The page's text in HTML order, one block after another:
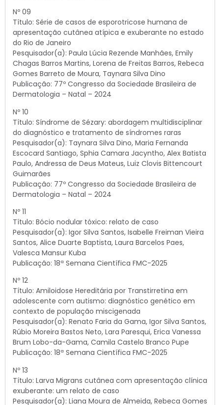
Nº 09
Título: Série de casos de esporotricose humana de
apresentação cutânea atípica e exuberante no estado
do Rio de Janeiro
Pesquisador(a): Paula Lúcia Rezende Manhães, Emily
Chagas Barros Martins, Lorena de Freitas Barros, Rebeca
Gomes Barreto de Moura, Taynara Silva Dino
Publicação: 77º Congresso da Sociedade Brasileira de
Dermatologia – Natal – 2024
Nº 10
Título: Síndrome de Sézary: abordagem multidisciplinar
do diagnóstico e tratamento de síndromes raras
Pesquisador(a): Taynara Silva Dino, Maria Fernanda
Escocard Santiago, Sphia Camara Jacyntho, Alex Batista
Paulo, Andressa de Deus Mateus, Luiz Clovis Bittencourt
Guimarães
Publicação: 77º Congresso da Sociedade Brasileira de
Dermatologia – Natal – 2024
Nº 11
Título: Bócio nodular tóxico: relato de caso
Pesquisador(a): Igor Silva Santos, Isabelle Freiman Vieira
Santos, Alice Duarte Baptista, Laura Barcelos Paes,
Valesca Mansur Kuba
Publicação: 18ª Semana Científica FMC-2025
Nº 12
Título: Amiloidose Hereditária por Transtirretina em
adolescente com autismo: diagnóstico genético em
contexto de população miscigenada
Pesquisador(a): Renato Faria da Gama, Igor Silva Santos,
Rúbio Moreira Bastos Neto, Lara Paresqui, Erica Vanessa
Brum Lobo-da-Gama, Camila Castelo Branco Pupe
Publicação: 18ª Semana Científica FMC-2025
Nº 13
Título: Larva Migrans cutânea com apresentação clínica
exuberante: um relato de caso
Pesquisador(a): Liana Moura de Almeida, Rebeca Gomes